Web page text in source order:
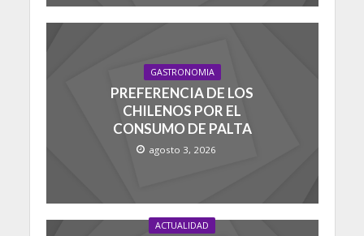
GASTRONOMIA
PREFERENCIA DE LOS
CHILENOS POR EL
CONSUMO DE PALTA
agosto 3, 2026
ACTUALIDAD